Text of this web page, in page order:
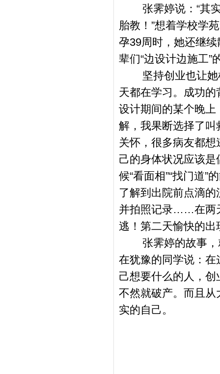
张霁婷说： “其
胎教！ ”想着学校学
孕39周时，她还继
辈们“边设计边施工”
坚持创业也让
天都在学习。成功
设计期间的某个晚
解，我果断选择了
关怀，很多病友都
己的身体状况应该
候“看面相”“找门道”
了解到出院前点滴
并拍照记录……在两
逃！第二天愉快的出
张霁婷的故事
在犹豫的同学说：
己想要什么的人，
不然就破产。而且
实的自己。